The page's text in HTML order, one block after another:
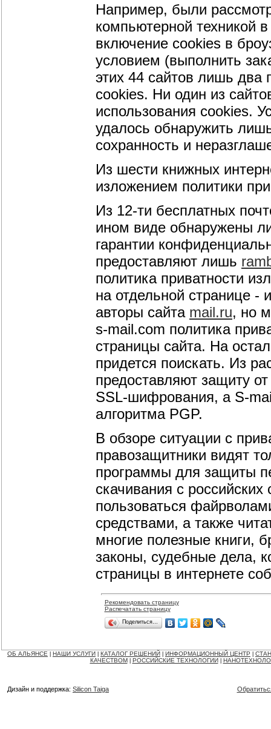
Например, были
компьютерной техникой
включение cookies в
условием (выполнить
этих 44 сайтов лишь два
cookies. Ни один из
использования cookies.
удалось обнаружить
сохранность и
Из шести книжных
изложением политики
Из 12-ти бесплатных
ином виде обнаружены
гарантии
предоставляют лишь
политика приватности
на отдельной странице -
авторы сайта mail.ru, но
s-mail.com политика
страницы сайта. На
придется поискать. Из
предоставляют защиту
SSL-шифрования, а S-
алгоритма PGP.
В обзоре ситуации с
правозащитники видят
программы для защиты
скачивания с
пользоваться
средствами, а также
многие полезные книги,
законы, судебные дела,
страницы в интернете
Рекомендовать страницу
Распечатать страницу
Поделиться…
ОБ АЛЬЯНСЕ НАШИ УСЛУГИ КАТАЛОГ РЕШЕНИЙ ИНФОРМАЦИОННЫЙ ЦЕНТР
КАЧЕСТВОМ
РОССИЙСКИЕ ТЕХНОЛОГИИ
Дизайн и поддержка: Silicon Taiga